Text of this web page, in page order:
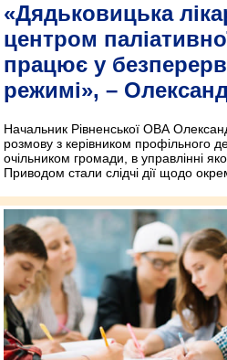
«Дядьковицька
центром
працює у
режимі», –
Начальник Рівненської ОВА
розмову з керівником профільного
очільником громади, в управлінні
Приводом стали слідчі дії щодо